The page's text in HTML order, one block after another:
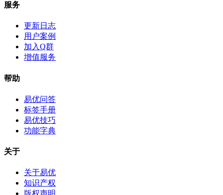
服务
更新日志
用户案例
加入Q群
增值服务
帮助
易优问答
标签手册
易优技巧
功能字典
关于
关于易优
知识产权